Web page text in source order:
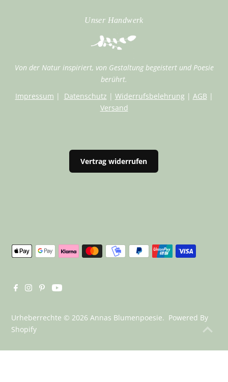
Unser Handwerk
Von der Natur inspiriert, von Gestaltung begeistert und Poesie
berührt.
Impressum | Datenschutz | Widerrufsbelehrung | AGB |
Versand
Vertrag widerrufen
Urheberrechte © 2026Annas Blumenpoesie. Powered By
Shopify